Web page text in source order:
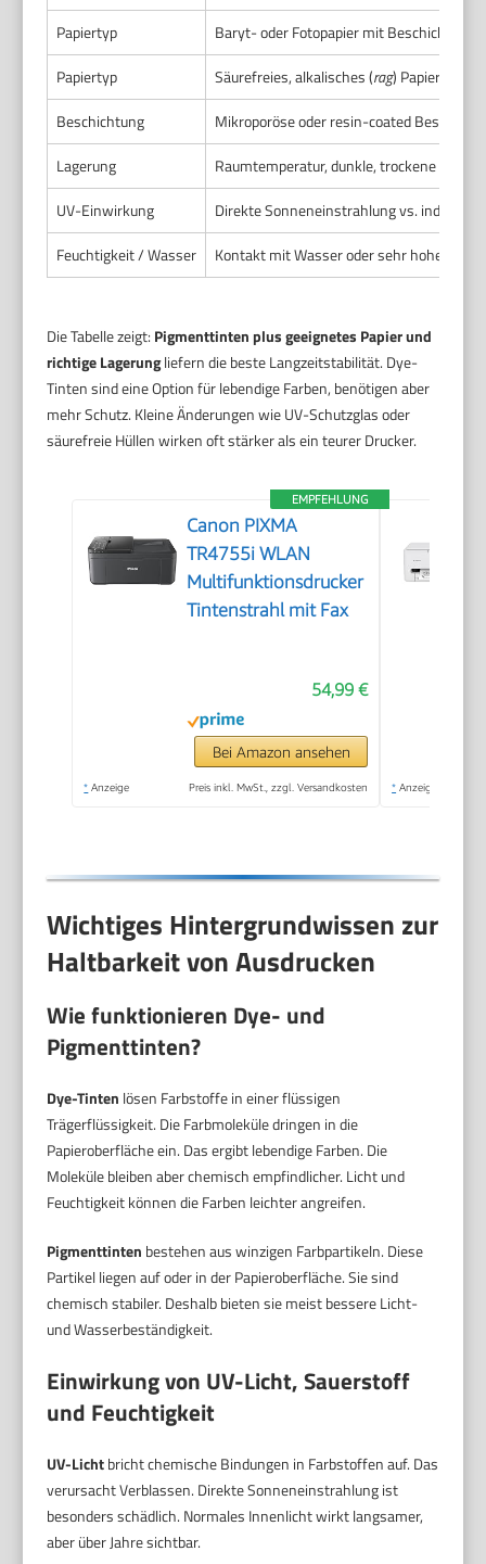
Papiertyp
Baryt- oder Fotopapier mit Beschichtung
Papiertyp
Säurefreies, alkalisches (rag) Papier
Beschichtung
Mikroporöse oder resin-coated
Lagerung
Raumtemperatur, dunkle, trockene
UV-Einwirkung
Direkte Sonneneinstrahlung vs.
Feuchtigkeit / Wasser
Kontakt mit Wasser oder sehr hohe
Die Tabelle zeigt: Pigmenttinten plus geeignetes Papier und
richtige Lagerungliefern die beste Langzeitstabilität. Dye-
Tinten sind eine Option für lebendige Farben, benötigen aber
mehr Schutz. Kleine Änderungen wie UV-Schutzglas oder
säurefreie Hüllen wirken oft stärker als ein teurer Drucker.
EMPFEHLUNG
Canon PIXMA
TR4755i WLAN
Multifunktionsdrucker
Tintenstrahl mit Fax
54,99 €
Bei Amazon ansehen
* Anzeige Preis inkl. MwSt., zzgl. Versandkosten * Anzeige
Wichtiges Hintergrundwissen zur
Haltbarkeit von Ausdrucken
Wie funktionieren Dye- und
Pigmenttinten?
Dye-Tinten lösen Farbstoffe in einer flüssigen
Trägerflüssigkeit. Die Farbmoleküle dringen in die
Papieroberfläche ein. Das ergibt lebendige Farben. Die
Moleküle bleiben aber chemisch empfindlicher. Licht und
Feuchtigkeit können die Farben leichter angreifen.
Pigmenttinten bestehen aus winzigen Farbpartikeln. Diese
Partikel liegen auf oder in der Papieroberfläche. Sie sind
chemisch stabiler. Deshalb bieten sie meist bessere Licht-
und Wasserbeständigkeit.
Einwirkung von UV-Licht, Sauerstoff
und Feuchtigkeit
UV-Lichtbricht chemische Bindungen in Farbstoffen auf. Das
verursacht Verblassen. Direkte Sonneneinstrahlung ist
besonders schädlich. Normales Innenlicht wirkt langsamer,
aber über Jahre sichtbar.